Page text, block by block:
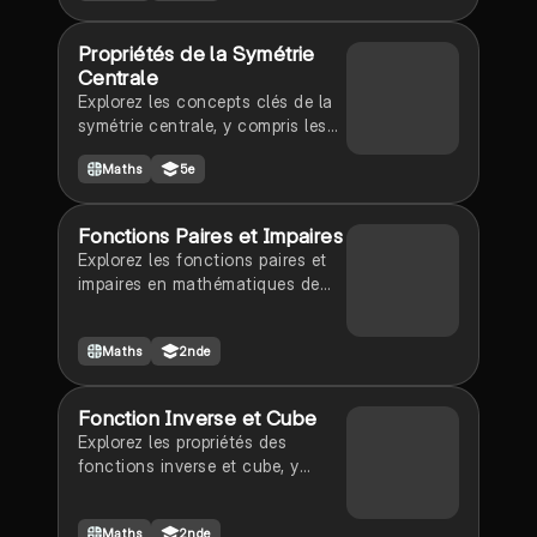
concepts fondamentaux de la
pour les étudiants en
mathématiques.
Propriétés de la Symétrie
Centrale
Explorez les concepts clés de la
symétrie centrale, y compris les
géométriques comme les
rectangles et les cercles. Ce
axes de symétrie, et les centres
de symétrie, tout en mettant en
lumière les relations entre les
de contenu : résumé.
Maths 5e
Fonctions Paires et Impaires
Explorez les fonctions paires et
impaires en mathématiques de
et exemples clés pour mieux
comprendre ces concepts
révisions et la préparation aux
examens.
Maths 2nde
Fonction Inverse et Cube
Explorez les propriétés des
fonctions inverse et cube, y
Maths 2nde